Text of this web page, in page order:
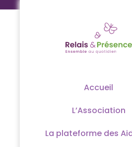
Passer
Accueil
L’Association
La plateforme des